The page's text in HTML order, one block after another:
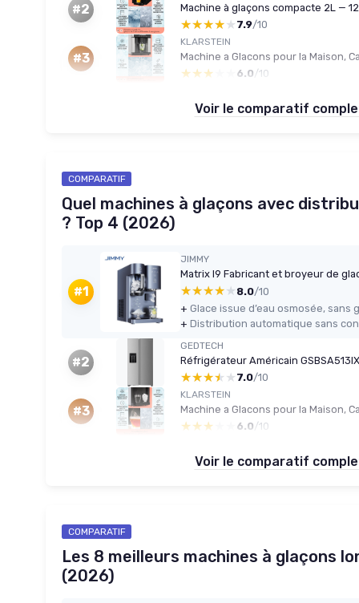
#2 Machine à glaçons compacte 2L —
★★★★★
★★★★★ 7.9/10
#3
KLARSTEIN
★★★★★
★★★★★ 6.0 /10
Voir le comparatif
COMPARATIF
Quel machines à glaçons avec
? Top 4 (2026)
#1
JIMMY
★★★★★
★★★★★ 8.0/10
+
+
#2
GEDTECH
★★★★★
★★★★★ 7.0/10
#3
KLARSTEIN
★★★★★
★★★★★ 6.0 /10
Voir le comparatif
COMPARATIF
Les 8 meilleurs machines à glaçons
(2026)